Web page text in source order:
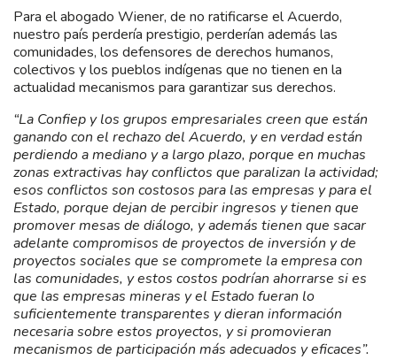
Para el abogado Wiener, de no ratificarse el Acuerdo,
nuestro país perdería prestigio, perderían además las
comunidades, los defensores de derechos humanos,
colectivos y los pueblos indígenas que no tienen en la
actualidad mecanismos para garantizar sus derechos.
“La Confiep y los grupos empresariales creen que están
ganando con el rechazo del Acuerdo, y en verdad están
perdiendo a mediano y a largo plazo, porque en muchas
zonas extractivas hay conflictos que paralizan la actividad;
esos conflictos son costosos para las empresas y para el
Estado, porque dejan de percibir ingresos y tienen que
promover mesas de diálogo, y además tienen que sacar
adelante compromisos de proyectos de inversión y de
proyectos sociales que se compromete la empresa con
las comunidades, y estos costos podrían ahorrarse si es
que las empresas mineras y el Estado fueran lo
suficientemente transparentes y dieran información
necesaria sobre estos proyectos, y si promovieran
mecanismos de participación más adecuados y eficaces”.